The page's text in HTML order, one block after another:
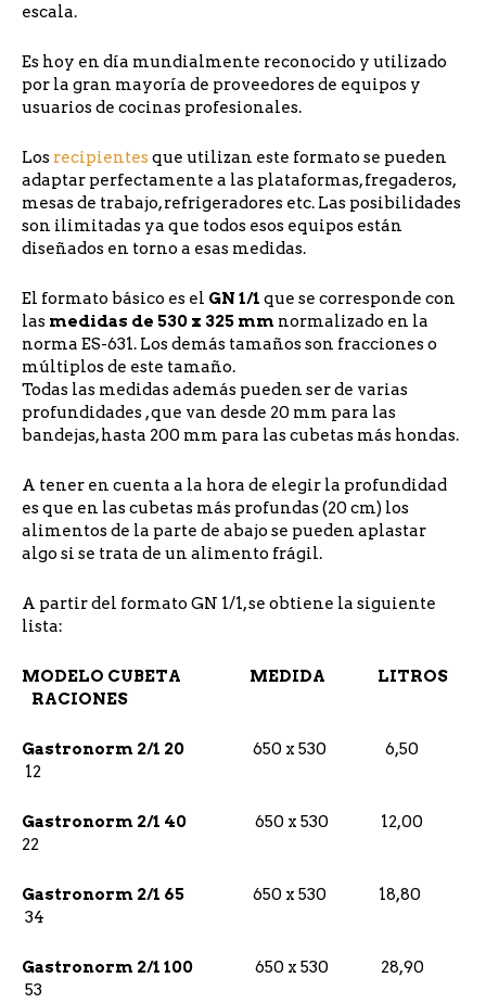
escala.
Es hoy en día mundialmente reconocido y utilizado
por la gran mayoría de proveedores de equipos y
usuarios de cocinas profesionales.
Los recipientes que utilizan este formato se pueden
adaptar perfectamente a las plataformas, fregaderos,
mesas de trabajo, refrigeradores etc. Las posibilidades
son ilimitadas ya que todos esos equipos están
diseñados en torno a esas medidas.
El formato básico es el GN 1/1 que se corresponde con
las medidas de 530 x 325 mm normalizado en la
norma ES-631. Los demás tamaños son fracciones o
múltiplos de este tamaño.
Todas las medidas además pueden ser de varias
profundidades , que van desde 20 mm para las
bandejas, hasta 200 mm para las cubetas más hondas.
A tener en cuenta a la hora de elegir la profundidad
es que en las cubetas más profundas (20 cm) los
alimentos de la parte de abajo se pueden aplastar
algo si se trata de un alimento frágil.
A partir del formato GN 1/1, se obtiene la siguiente
lista:
MODELO CUBETA MEDIDA LITROS
RACIONES
Gastronorm 2/1 20 650 x 530 6,50
12
Gastronorm 2/1 40 650 x 530 12,00
22
Gastronorm 2/1 65 650 x 530 18,80
34
Gastronorm 2/1 100 650 x 530 28,90
53